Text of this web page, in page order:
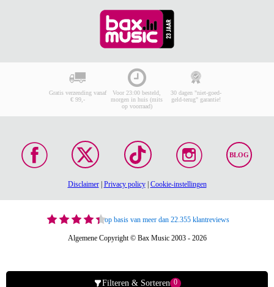
Filteren & Sorteren 0
Gratis verzending vanaf
€ 99,-
Voor 23:00 besteld,
morgen in huis (mits
op voorraad)
30 dagen "niet-goed-
geld-terug" garantie!
BLOG
Disclaimer| Privacy policy| Cookie-instellingen
op basis van meer dan 22.355 klantreviews
Algemene Copyright © Bax Music 2003 - 2026